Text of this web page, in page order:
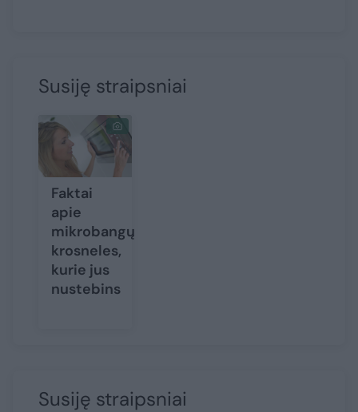
Susiję straipsniai
Faktai
apie
mikrobangų
krosneles,
kurie jus
nustebins
Susiję straipsniai